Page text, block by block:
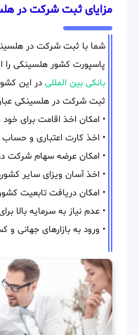
مزایای ثبت شرکت در
شما با ثبت شرکت در
پاسپورت کشور هلسینکی را
بانکی بین المللی در این
ثبت شرکت در هلسینکی
• امکان اخذ اقامت برای خود
• اخذ کارت اعتباری و
• امکان عرضه سهام شرکت
• اخذ آسان ویزای سایر
• امکان دریافت تابعیت
• عدم نیاز به سرمایه بالا
• ورود به بازارهای جهانی و